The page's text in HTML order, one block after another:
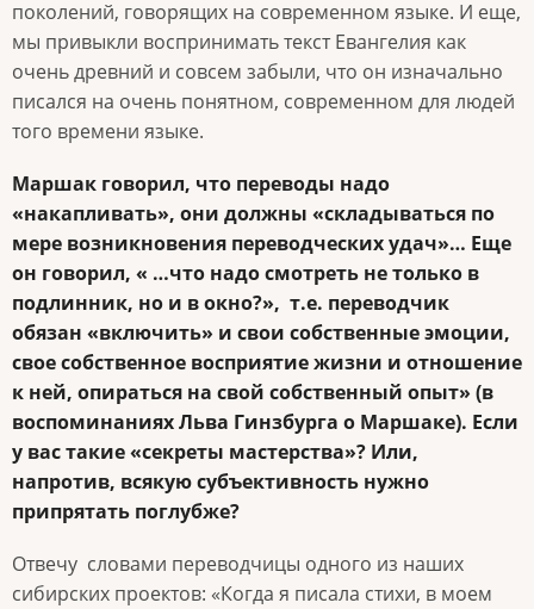
поколений, говорящих на современном языке. И еще,
мы привыкли воспринимать текст Евангелия как
очень древний и совсем забыли, что он изначально
писался на очень понятном, современном для людей
того времени языке.
Маршак говорил, что переводы надо
«накапливать», они должны «складываться по
мере возникновения переводческих удач»… Еще
он говорил, « …что надо смотреть не только в
подлинник, но и в окно?», т.е. переводчик
обязан «включить» и свои собственные эмоции,
свое собственное восприятие жизни и отношение
к ней, опираться на свой собственный опыт» (в
воспоминаниях Льва Гинзбурга о Маршаке). Если
у вас такие «секреты мастерства»? Или,
напротив, всякую субъективность нужно
припрятать поглубже?
Отвечу словами переводчицы одного из наших
сибирских проектов: «Когда я писала стихи, в моем